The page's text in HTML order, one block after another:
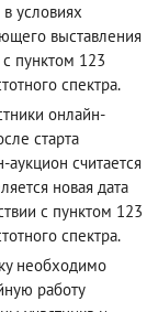
условиях
выставления
с пунктом 123
спектра.
онлайн-
старта
считается
новая дата
с пунктом 123
спектра.
необходимо
работу